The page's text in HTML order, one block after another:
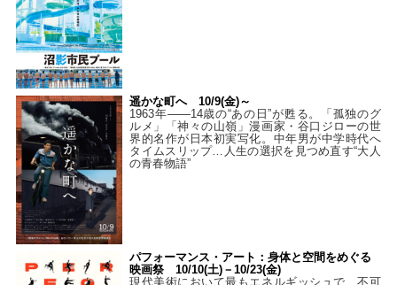
遥かな町へ 10/9(金)～
1963年――14歳の“あの日”が甦る。「孤独のグ
ルメ」「神々の山嶺」漫画家・谷口ジローの世
界的名作が日本初実写化。中年男が中学時代へ
タイムスリップ…人生の選択を見つめ直す“大人
の青春物語”
パフォーマンス・アート：身体と空間をめぐる
映画祭 10/10(土)－10/23(金)
現代美術において最もエネルギッシュで、不可